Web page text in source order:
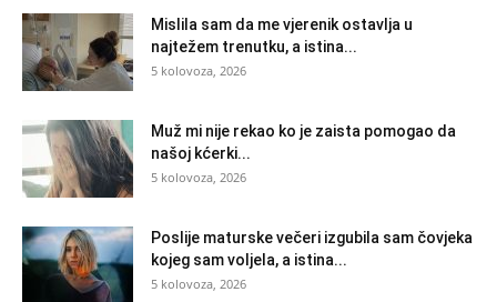
Mislila sam da me vjerenik ostavlja u
najtežem trenutku, a istina...
5 kolovoza, 2026
Muž mi nije rekao ko je zaista pomogao da
našoj kćerki...
5 kolovoza, 2026
Poslije maturske večeri izgubila sam čovjeka
kojeg sam voljela, a istina...
5 kolovoza, 2026